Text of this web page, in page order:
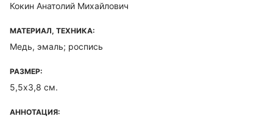
Кокин Анатолий Михайлович
МАТЕРИАЛ, ТЕХНИКА:
Медь, эмаль; роспись
РАЗМЕР:
5,5х3,8 см.
АННОТАЦИЯ: